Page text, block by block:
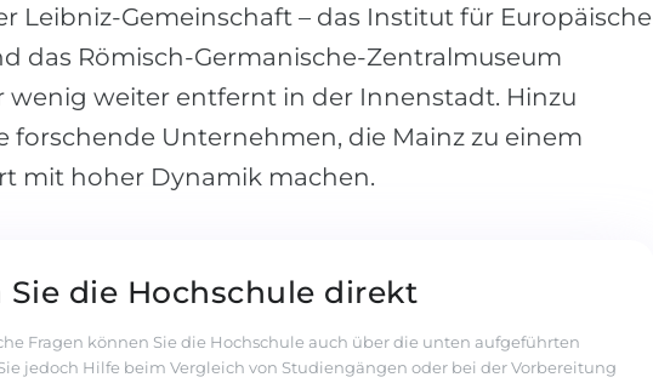
Leibniz-Gemeinschaft – das Institut für Europäische
das Römisch-Germanische-Zentralmuseum
wenig weiter entfernt in der Innenstadt. Hinzu
forschende Unternehmen, die Mainz zu einem
mit hoher Dynamik machen.
die Hochschule direkt
Fragen können Sie die Hochschule auch über die unten aufgeführten
jedoch Hilfe beim Vergleich von Studiengängen oder bei der Vorbereitung